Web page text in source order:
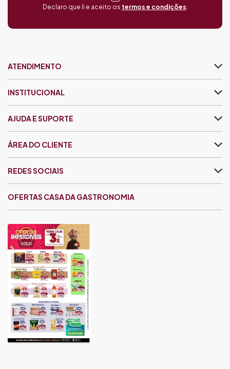
Declaro que li e aceito os termos e condições
ATENDIMENTO
INSTITUCIONAL
AJUDA E SUPORTE
ÁREA DO CLIENTE
OFERTAS CASA DA GASTRONOMIA
REDES SOCIAIS